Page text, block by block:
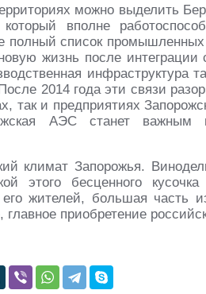
можно выделить
вполне
список промышленных
жизнь после
инфраструктура
2014 года эти связи
так и предприятиях
АЭС станет важным
климат Запорожья.
этого бесценного
жителей, большая часть
приобретение